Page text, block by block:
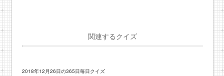
関連するクイズ
2018年12月26日の365日毎日クイズ